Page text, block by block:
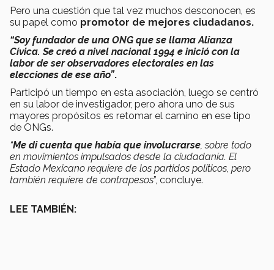
Pero una cuestión que tal vez muchos desconocen, es
su papel como promotor de mejores ciudadanos.
“Soy fundador de una ONG que se llama Alianza
Cívica. Se creó a nivel nacional 1994 e inició con la
labor de ser observadores electorales en las
elecciones de ese año”.
Participó un tiempo en esta asociación, luego se centró
en su labor de investigador, pero ahora uno de sus
mayores propósitos es retomar el camino en ese tipo
de ONGs.
“Me di cuenta que había que involucrarse, sobre todo
en movimientos impulsados desde la ciudadanía. El
Estado Mexicano requiere de los partidos políticos, pero
también requiere de contrapesos”, concluye.
LEE TAMBIÉN: